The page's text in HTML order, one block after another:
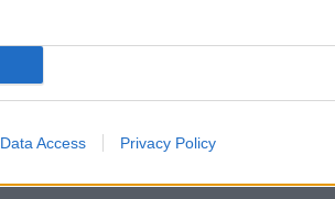
Data Access Privacy Policy